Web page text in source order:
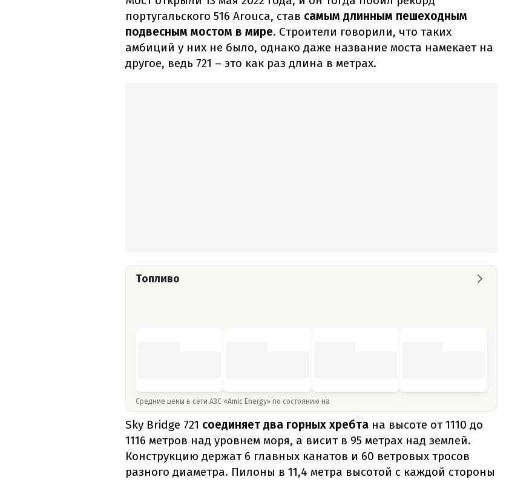
португальского 516 Arouca, став самым длинным пешеходным
подвесным мостом в мире. Строители говорили, что таких
амбиций у них не было, однако даже название моста намекает на
другое, ведь 721 – это как раз длина в метрах.
Топливо
Средние цены в сети АЗС «Amic Energy» по состоянию на
Sky Bridge 721 соединяет два горных хребта на высоте от 1110 до
1116 метров над уровнем моря, а висит в 95 метрах над землей.
Конструкцию держат 6 главных канатов и 60 ветровых тросов
разного диаметра. Пилоны в 11,4 метра высотой с каждой стороны